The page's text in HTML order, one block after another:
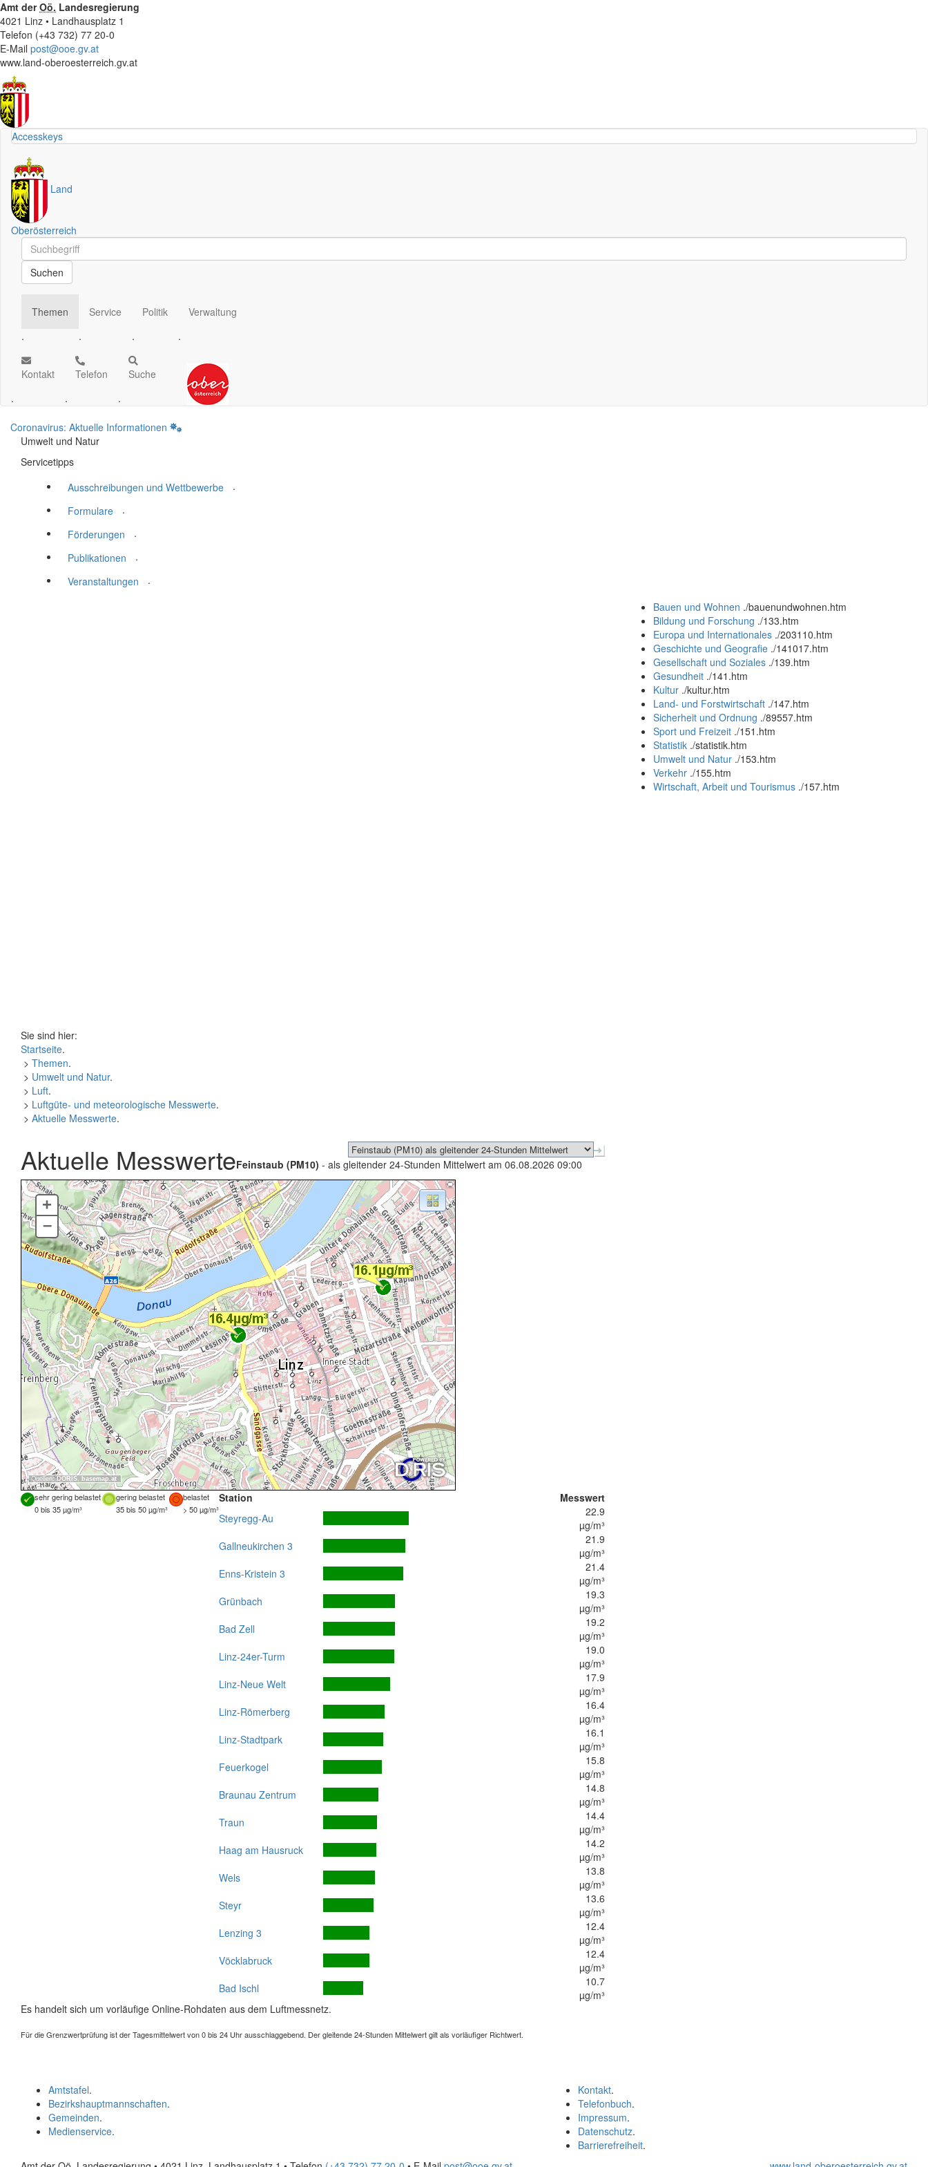
Amt derOö. Landesregierung
4021 Linz • Landhausplatz 1
Telefon (+43 732) 77 20-0
E-Mail post@ooe.gv.at
www.land-oberoesterreich.gv.at
Accesskeys
Land
Oberösterreich
Schnellsuche
Schnellsuche
Suchen
Themen
.
Service
.
Politik
.
Verwaltung
.
Kontakt
.
Telefon
.
Suche
.
Coronavirus: Aktuelle Informationen
Umwelt und Natur
Servicetipps
Ausschreibungen und Wettbewerbe
.
Formulare
.
Förderungen
.
Publikationen
.
Veranstaltungen
.
Bauen und Wohnen ./bauenundwohnen.htm
Bildung und Forschung ./133.htm
Europa und Internationales ./203110.htm
Geschichte und Geografie ./141017.htm
Gesellschaft und Soziales ./139.htm
Gesundheit ./141.htm
Kultur ./kultur.htm
Land- und Forstwirtschaft ./147.htm
Sicherheit und Ordnung ./89557.htm
Sport und Freizeit ./151.htm
Statistik ./statistik.htm
Umwelt und Natur ./153.htm
Verkehr ./155.htm
Wirtschaft, Arbeit und Tourismus ./157.htm
Sie sind hier:
Startseite.
> Themen.
> Umwelt und Natur.
> Luft.
> Luftgüte- und meteorologische Messwerte.
> Aktuelle Messwerte.
Aktuelle MesswerteFeinstaub (PM10) - als gleitender 24-Stunden Mittelwert am 06.08.2026 09:00
Quellen:DORIS, basemap.at
+
–
sehr gering belastet gering belastet
belastet
0 bis 35 µg/m³
35 bis 50 µg/m³ > 50 µg/m³
Station
Messwert
Steyregg-Au
22.9
µg/m³
Gallneukirchen 3
21.9
µg/m³
Enns-Kristein 3
21.4
µg/m³
Grünbach
19.3
µg/m³
Bad Zell
19.2
µg/m³
Linz-24er-Turm
19.0
µg/m³
Linz-Neue Welt
17.9
µg/m³
Linz-Römerberg
16.4
µg/m³
Linz-Stadtpark
16.1
µg/m³
Feuerkogel
15.8
µg/m³
Braunau Zentrum
14.8
µg/m³
Traun
14.4
µg/m³
Haag am Hausruck
14.2
µg/m³
Wels
13.8
µg/m³
Steyr
13.6
µg/m³
Lenzing 3
12.4
µg/m³
Vöcklabruck
12.4
µg/m³
Bad Ischl
10.7
µg/m³
Es handelt sich um vorläufige Online-Rohdaten aus dem Luftmessnetz.
Für die Grenzwertprüfung ist der Tagesmittelwert von 0 bis 24 Uhr ausschlaggebend. Der gleitende 24-Stunden Mittelwert gilt als vorläufiger Richtwert.
Kontakt.
Telefonbuch.
Impressum.
Datenschutz.
Barrierefreiheit.
Amtstafel.
Bezirkshauptmannschaften.
Gemeinden.
Medienservice.